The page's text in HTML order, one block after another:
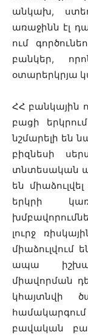
անկախ,
առաջինն էլ
ում
բանկեր,
օտարերկրյա
ՀՀ բանկային
բացի
նշմարելի են
բիզնեսի
տնտեսական
են
երկրի
լուրջ
ապա
միավորման
կհայտնվի
բավական